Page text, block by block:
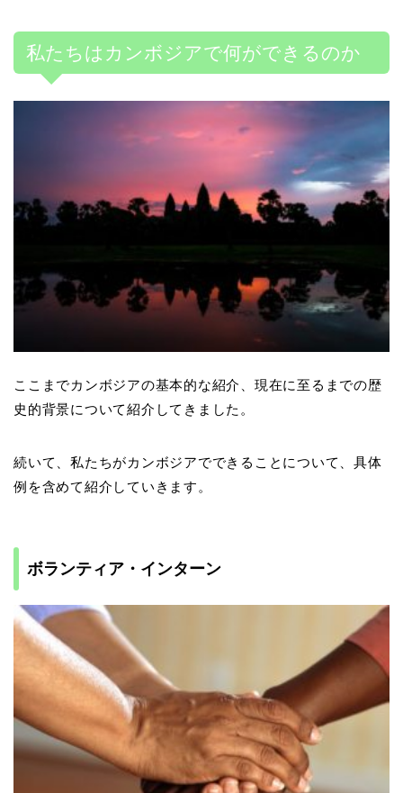
私たちはカンボジアで何ができるのか
ここまでカンボジアの基本的な紹介、現在に至るまでの歴
史的背景について紹介してきました。
続いて、私たちがカンボジアでできることについて、具体
例を含めて紹介していきます。
ボランティア・インターン